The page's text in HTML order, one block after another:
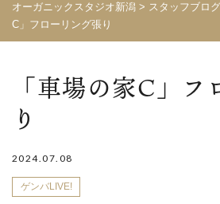
オーガニックスタジオ新潟 > スタッフブログ
C」フローリング張り
「車場の家C」
り
2024.07.08
ゲンバLIVE!